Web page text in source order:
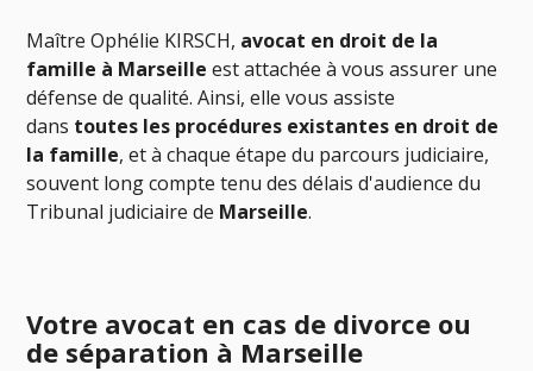
Maître Ophélie KIRSCH, avocat en droit de la
famille à Marseille est attachée à vous assurer une
défense de qualité. Ainsi, elle vous assiste
dans toutes les procédures existantes en droit de
la famille, et à chaque étape du parcours judiciaire,
souvent long compte tenu des délais d'audience du
Tribunal judiciaire de Marseille.
Votre avocat en cas de divorce ou
de séparation à Marseille